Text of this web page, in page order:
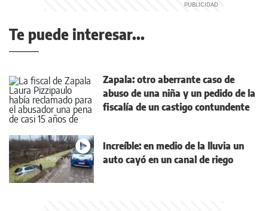
Te puede interesar...
Zapala: otro aberrante caso de
abuso de una niña y un pedido de la
fiscalía de un castigo contundente
Increíble: en medio de la lluvia un
auto cayó en un canal de riego